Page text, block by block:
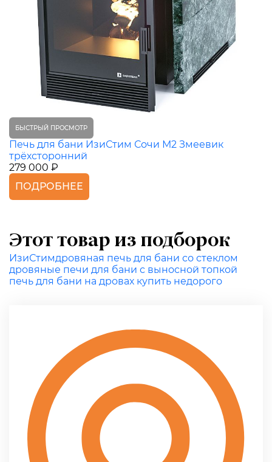
БЫСТРЫЙ ПРОСМОТР
Печь для бани ИзиСтим Сочи М2 Змеевик
трёхсторонний
279 000 ₽
ПОДРОБНЕЕ
Этот товар из подборок
ИзиСтимдровяная печь для бани со стеклом
дровяные печи для бани с выносной топкой
печь для бани на дровах купить недорого